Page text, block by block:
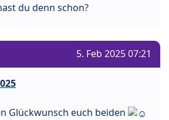
du denn schon?
5. Feb 2025 07:21
Glückwunsch euch beiden